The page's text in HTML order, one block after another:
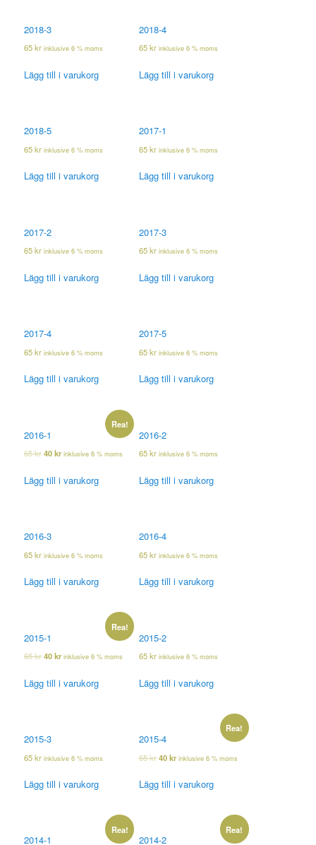
2018-3
65kr inklusive 6 % moms
Lägg till i varukorg
2018-4
65kr inklusive 6 % moms
Lägg till i varukorg
2018-5
65kr inklusive 6 % moms
Lägg till i varukorg
2017-1
65kr inklusive 6 % moms
Lägg till i varukorg
2017-2
65kr inklusive 6 % moms
Lägg till i varukorg
2017-3
65kr inklusive 6 % moms
Lägg till i varukorg
2017-4
65kr inklusive 6 % moms
Lägg till i varukorg
2017-5
65kr inklusive 6 % moms
Lägg till i varukorg
Rea!
2016-1
65kr40kr inklusive 6 % moms
Lägg till i varukorg
2016-2
65kr inklusive 6 % moms
Lägg till i varukorg
2016-3
65kr inklusive 6 % moms
Lägg till i varukorg
2016-4
65kr inklusive 6 % moms
Lägg till i varukorg
Rea!
2015-1
65kr40kr inklusive 6 % moms
Lägg till i varukorg
2015-2
65kr inklusive 6 % moms
Lägg till i varukorg
2015-3
65kr inklusive 6 % moms
Lägg till i varukorg
Rea!
2015-4
65kr40kr inklusive 6 % moms
Lägg till i varukorg
Rea!
2014-1
Rea!
2014-2